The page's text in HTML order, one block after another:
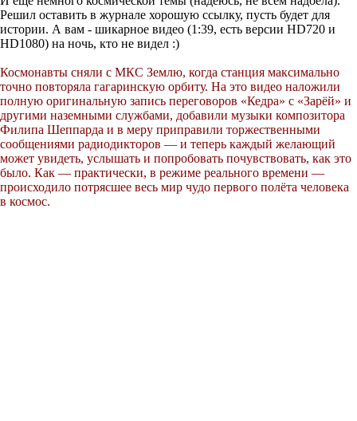
Решил оставить в журнале хорошую ссылку, пусть будет для
истории. А вам - шикарное видео (1:39, есть версии HD720 и
HD1080) на ночь, кто не видел :)
Космонавты сняли с МКС Землю, когда станция максимально
точно повторяла гагаринскую орбиту. На это видео наложили
полную оригинальную запись переговоров «Кедра» с «Зарёй» и
другими наземными службами, добавили музыки композитора
Филипа Шеппарда и в меру приправили торжественными
сообщениями радиодикторов — и теперь каждый желающий
может увидеть, услышать и попробовать почувствовать, как это
было. Как — практически, в режиме реального времени —
происходило потрясшее весь мир чудо первого полёта человека
в космос.